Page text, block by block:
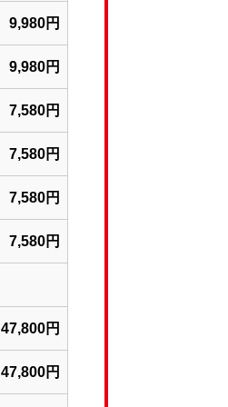
9,980円
9,980円
7,580円
7,580円
7,580円
7,580円
47,800円
47,800円